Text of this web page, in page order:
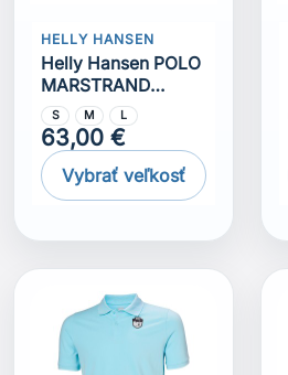
HELLY HANSEN
Helly Hansen POLO
MARSTRAND
červená
S M L
63,00 €
Vybrať veľkosť